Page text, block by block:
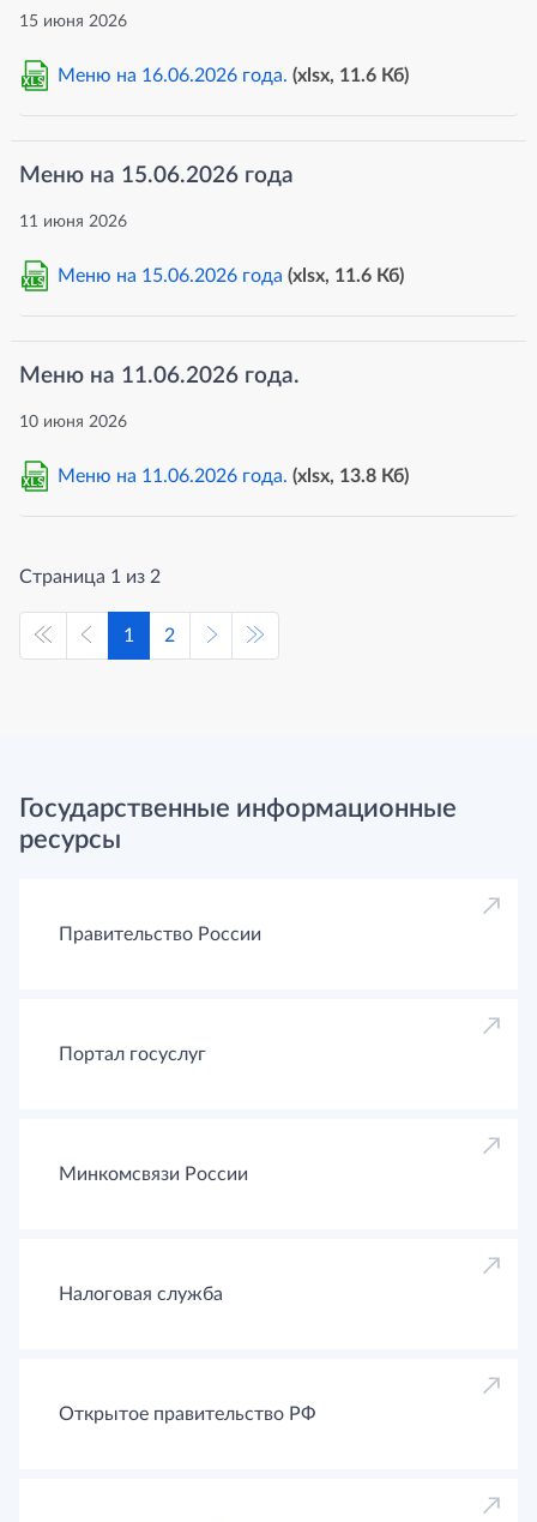
15 июня 2026
XLS Меню на 16.06.2026 года. (xlsx, 11.6 Кб)
Меню на 15.06.2026 года
11 июня 2026
XLS Меню на 15.06.2026 года (xlsx, 11.6 Кб)
Меню на 11.06.2026 года.
10 июня 2026
XLS Меню на 11.06.2026 года. (xlsx, 13.8 Кб)
Страница 1 из 2
1 2
Государственные информационные
ресурсы
Правительство России
Портал госуслуг
Минкомсвязи России
Налоговая служба
Открытое правительство РФ